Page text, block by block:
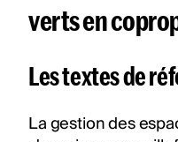
verts en
Les textes de
La gestion des